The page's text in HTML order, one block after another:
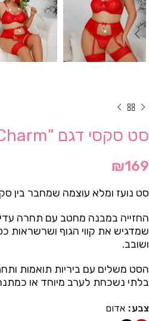
סט סקסי דגם "Midnight Charm"
₪169
סט נועז ומלא עוצמה שמחבר בין
החזייה במבנה מחטב עם תחרה
שמדגיש את קווי הגוף ושרשראות
ושובב.
הסט משלים עם ביריות תואמות
בלתי נשכחת לערב מיוחד או
צבע אדום